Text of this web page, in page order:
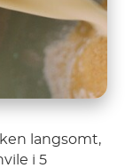
langsomt,
i 5